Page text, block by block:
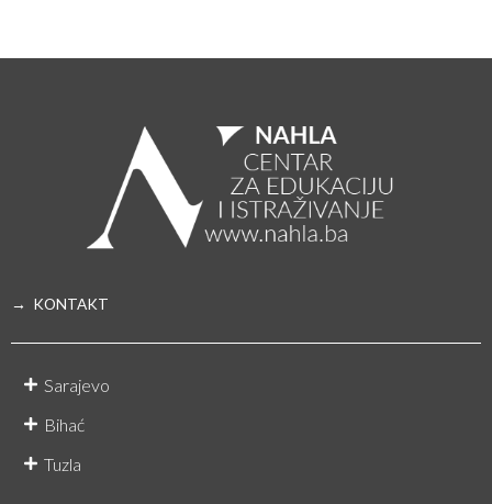
→ KONTAKT
Sarajevo
Bihać
Tuzla